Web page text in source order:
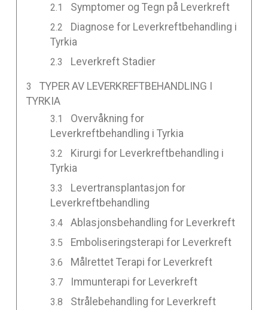
Symptomer og Tegn på Leverkreft
Diagnose for Leverkreftbehandling i
Tyrkia
Leverkreft Stadier
TYPER AV LEVERKREFTBEHANDLING I
TYRKIA
Overvåkning for
Leverkreftbehandling i Tyrkia
Kirurgi for Leverkreftbehandling i
Tyrkia
Levertransplantasjon for
Leverkreftbehandling
Ablasjonsbehandling for Leverkreft
Emboliseringsterapi for Leverkreft
Målrettet Terapi for Leverkreft
Immunterapi for Leverkreft
Strålebehandling for Leverkreft